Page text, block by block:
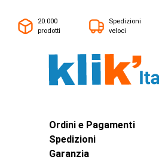
20.000
prodotti
Spedizioni
veloci
Ordini e Pagamenti
Spedizioni
Garanzia